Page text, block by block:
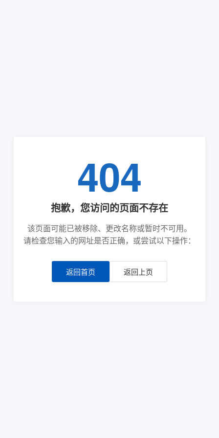
404
抱歉，您访问的页面不存在
该页面可能已被移除、更改名称或暂时不可用。
请检查您输入的网址是否正确，或尝试以下操作：
返回首页 返回上页